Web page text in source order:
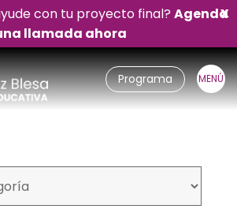
X
con tu proyecto final? Agenda
llamada ahora
Programa